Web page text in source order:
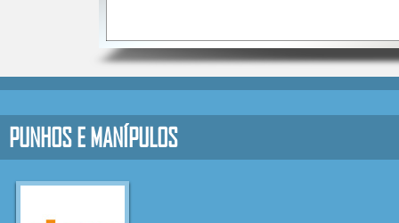
PUNHOS E MANÍPULOS